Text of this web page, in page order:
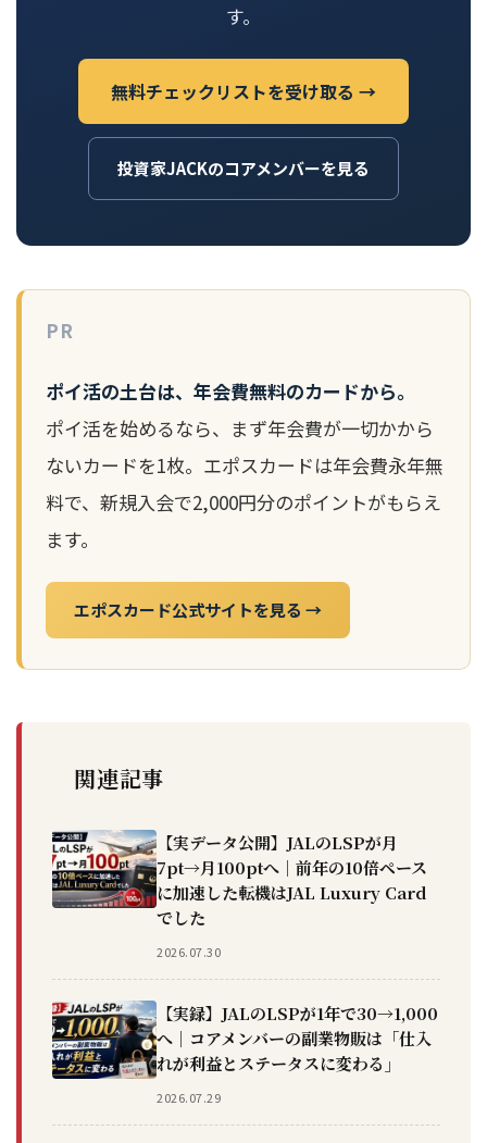
す。
無料チェックリストを受け取る →
投資家JACKのコアメンバーを見る
PR
ポイ活の土台は、年会費無料のカードから。
ポイ活を始めるなら、まず年会費が一切かから
ないカードを1枚。エポスカードは年会費永年無
料で、新規入会で2,000円分のポイントがもらえ
ます。
エポスカード公式サイトを見る →
関連記事
【実データ公開】JALのLSPが月
7pt→月100ptへ｜前年の10倍ペース
に加速した転機はJAL Luxury Card
でした
2026.07.30
【実録】JALのLSPが1年で30→1,000
へ｜コアメンバーの副業物販は「仕入
れが利益とステータスに変わる」
2026.07.29